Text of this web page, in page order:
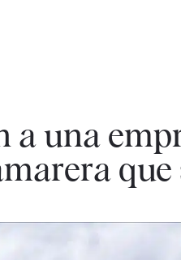
a una